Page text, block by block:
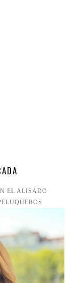
EL ALISADO